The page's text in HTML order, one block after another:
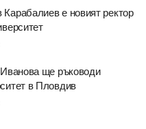
е новият ректор
ще ръководи
в Пловдив